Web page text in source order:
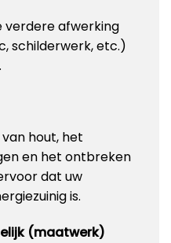
verdere afwerking
schilderwerk, etc.)
hout, het
en het ontbreken
dat uw
is.
(maatwerk)